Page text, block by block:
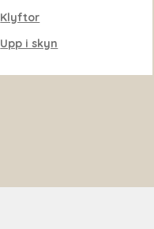
Klyftor
Upp i skyn